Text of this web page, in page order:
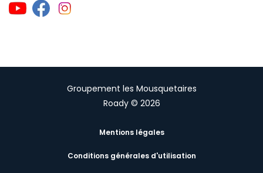
Groupement les Mousquetaires
Roady © 2026
Mentions légales
Conditions générales d'utilisation